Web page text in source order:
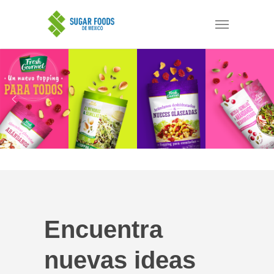
Encuentra
nuevas ideas